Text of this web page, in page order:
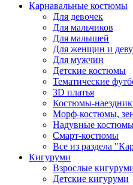
Карнавальные костюмы
Для девочек
Для мальчиков
Для малышей
Для женщин и
Для мужчин
Детские костюмы
Тематические
3D платья
Костюмы-
Морф-костюмы,
Надувные
Смарт-костюмы
Все из раздела
Кигуруми
Взрослые
Детские кигуруми